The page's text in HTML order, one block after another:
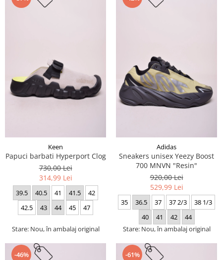
Keen
Papuci barbati Hyperport Clog
730,00 Lei
314,99 Lei
39.5 40.5 41 41.5
42
42.5
43 44 45 47
Stare: Nou, în ambalaj original
Adidas
Sneakers unisex Yeezy Boost
700 MNVN "Resin"
920,00 Lei
529,99 Lei
35 36.5 37 37 2/3
38 1/3
40
41 42
44
Stare: Nou, în ambalaj original
-46% -61%